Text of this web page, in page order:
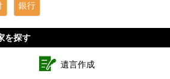
銀行
を探す
遺言作成